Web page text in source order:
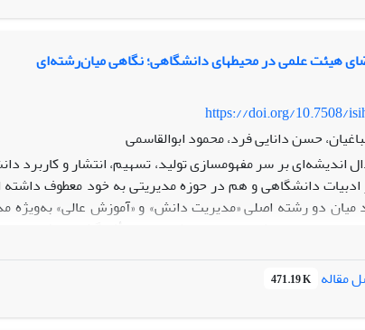
هیئت علمی در محیط‏های دانشگاهی؛ نگاهی میان‌رشته‌ای
https://doi.org/10.7508/
حسن دانایی فرد، محمود ابوالقاسمی
اندیشه‌ای بر سر مفهوم‏سازی تولید، تسهیم، انتشار و
دانشگاهی و هم در حوزه مدیریتی به خود معطوف
میان دو رشته اصلی «مدیریت دانش» و «آموزش عالی»
تا به این پرسش پاسخ دهند که عوامل تأثیرگذار بر افراد
پاسخ به این پرسش، پژوهش‏های متعددی انجام‌شده که
تلاش شده با روش توصیفی تحلیلی، تسهیم دانش بین اعضای
شود. پژوهش حاضر، کاوش پدیدة تسهیم دانش در عرصه
اعضای هیئت علمی را تحلیل کرده است.این مقاله بر این
مقاله 471.19 K